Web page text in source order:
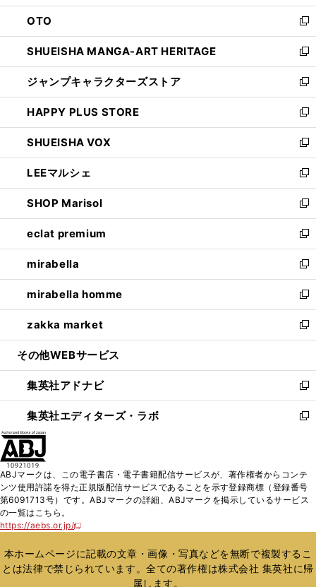
ウ
で
開
く
ン
ド
ウ
で
開
く
OTO
新
し
い
ウ
ィ
ン
ド
ウ
で
開
く
SHUEISHA MANGA-ART HERITAGE
新
し
い
ウ
ィ
ン
ド
ウ
で
開
く
ジャンプキャラクターズストア
新
し
い
ウ
ィ
ン
ド
ウ
で
開
く
HAPPY PLUS STORE
新
し
い
ウ
ィ
ン
ド
ウ
で
開
く
SHUEISHA VOX
新
し
い
ウ
ィ
ン
ド
ウ
で
開
く
LEEマルシェ
新
し
い
ウ
ィ
ン
ド
ウ
で
開
く
SHOP Marisol
新
し
い
ウ
ィ
ン
ド
ウ
で
開
eclat premium
新
し
い
ウ
ィ
ン
ド
ウ
開
く
mirabella
新
し
い
ウ
ィ
ン
ウ
で
開
く
mirabella homme
新
し
い
ウ
ン
ド
ウ
で
zakka market
新
し
ウ
ィ
ン
ド
く
その他WEBサービス
集英社アドナビ
新
し
い
ド
ウ
で
集英社エディターズ・ラボ
新
ィ
ン
ド
開
く
ABJマークは、この電子書店・電子書籍配信サービスが、著作権者からコンテ
ンツ使用許諾を得た正規版配信サービスであることを示す登録商標（登録番号
第6091713号）です。ABJマークの詳細、ABJマークを掲示しているサービス
の一覧はこちら。
https://aebs.or.jp/
新
い
ウ
ィ
本ホームページに記載の文章・画像・写真などを無断で複製するこ
とは法律で禁じられています。全ての著作権は株式会社 集英社に帰
属します。